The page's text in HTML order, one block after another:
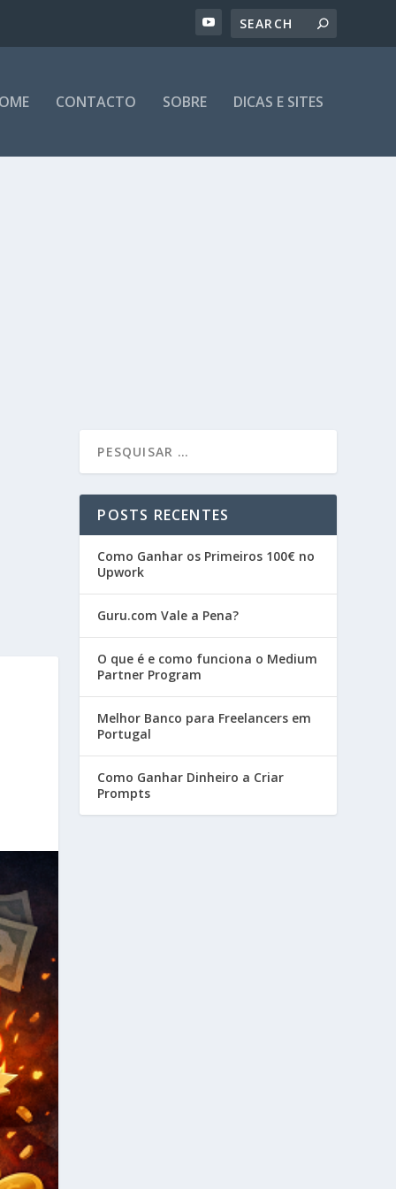
CONTACTO SOBRE DICAS E SITES
POSTS RECENTES
Como Ganhar os Primeiros 100€ no
Upwork
Guru.com Vale a Pena?
O que é e como funciona o Medium
Partner Program
Melhor Banco para Freelancers em
Portugal
Como Ganhar Dinheiro a Criar
Prompts